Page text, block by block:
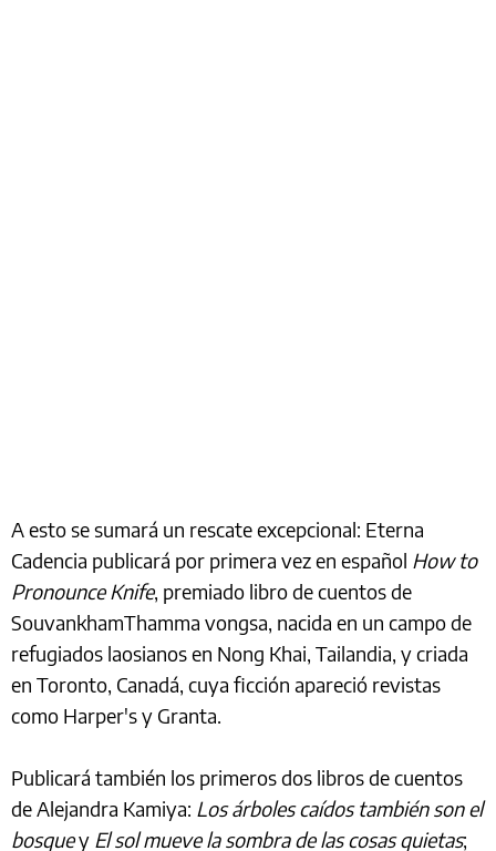
A esto se sumará un rescate excepcional: Eterna
Cadencia publicará por primera vez en español How to
Pronounce Knife, premiado libro de cuentos de
SouvankhamThamma vongsa, nacida en un campo de
refugiados laosianos en Nong Khai, Tailandia, y criada
en Toronto, Canadá, cuya ficción apareció revistas
como Harper's y Granta.
Publicará también los primeros dos libros de cuentos
de Alejandra Kamiya: Los árboles caídos también son el
bosquey El sol mueve la sombra de las cosas quietas;